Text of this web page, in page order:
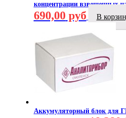
концентрации взвешенных
690,00 руб В
Аккумуляторный блок для